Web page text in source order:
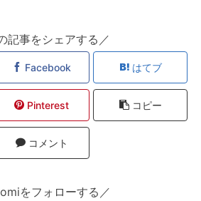
記事をシェアする／
Facebook はてブ
Pinterest コピー
コメント
をフォローする／